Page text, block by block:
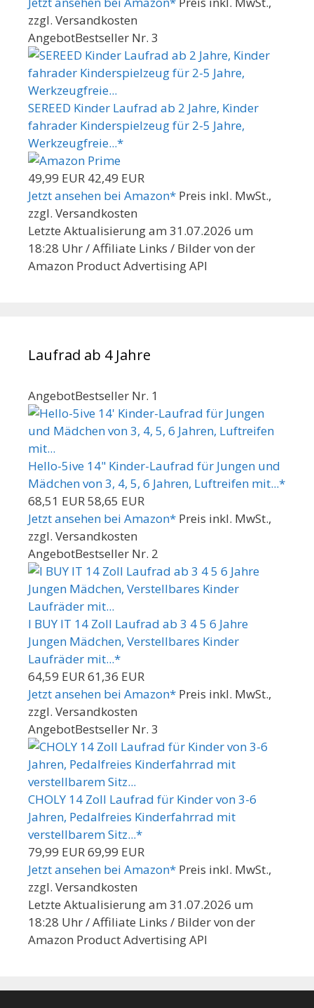
zzgl. Versandkosten
AngebotBestseller Nr. 3
SEREED Kinder Laufrad ab 2 Jahre, Kinder
fahrader Kinderspielzeug für 2-5 Jahre,
Werkzeugfreie...*
49,99 EUR 42,49 EUR
Jetzt ansehen bei Amazon* Preis inkl. MwSt.,
zzgl. Versandkosten
Letzte Aktualisierung am 31.07.2026 um
18:28 Uhr / Affiliate Links / Bilder von der
Amazon Product Advertising API
Laufrad ab 4 Jahre
AngebotBestseller Nr. 1
Hello-5ive 14" Kinder-Laufrad für Jungen und
Mädchen von 3, 4, 5, 6 Jahren, Luftreifen mit...*
68,51 EUR58,65 EUR
Jetzt ansehen bei Amazon* Preis inkl. MwSt.,
zzgl. Versandkosten
AngebotBestseller Nr. 2
I BUY IT 14 Zoll Laufrad ab 3 4 5 6 Jahre
Jungen Mädchen, Verstellbares Kinder
Laufräder mit...*
64,59 EUR61,36 EUR
Jetzt ansehen bei Amazon* Preis inkl. MwSt.,
zzgl. Versandkosten
AngebotBestseller Nr. 3
CHOLY 14 Zoll Laufrad für Kinder von 3-6
Jahren, Pedalfreies Kinderfahrrad mit
verstellbarem Sitz...*
79,99 EUR69,99 EUR
Jetzt ansehen bei Amazon* Preis inkl. MwSt.,
zzgl. Versandkosten
Letzte Aktualisierung am 31.07.2026 um
18:28 Uhr / Affiliate Links / Bilder von der
Amazon Product Advertising API